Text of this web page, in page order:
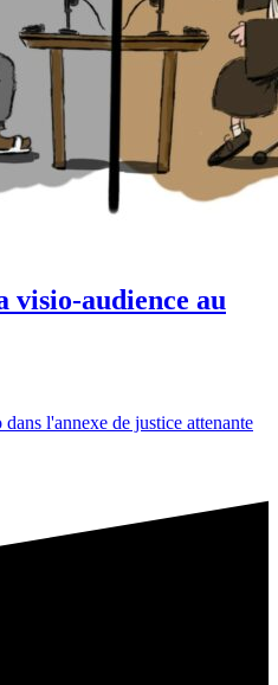
visio-audience au
l'annexe de justice attenante